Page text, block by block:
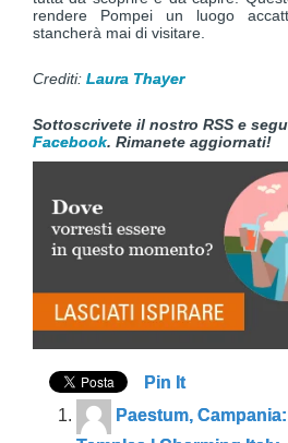
rendere Pompei un luogo
stancherà mai di visitare.
Crediti: Laura Thayer
Sottoscrivete il nostro RSS e
Facebook. Rimanete aggiornati!
Pin It
Paestum,